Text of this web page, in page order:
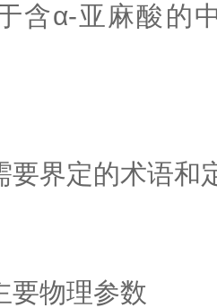
含α-亚麻酸的
要界定的术语和
要物理参数